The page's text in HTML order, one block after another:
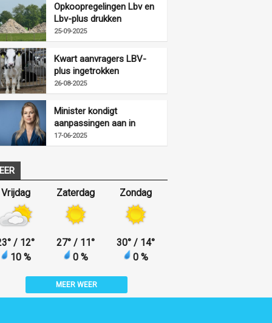
Opkoopregelingen Lbv en
Lbv-plus drukken
mestproductie fors
25-09-2025
Kwart aanvragers LBV-
plus ingetrokken
26-08-2025
Minister kondigt
aanpassingen aan in
uitvoering LBV-regeling
17-06-2025
Vrijdag
° / 12°
10 %
Zaterdag
27° / 11°
0 %
Zondag
30° / 14°
0 %
MEER WEER